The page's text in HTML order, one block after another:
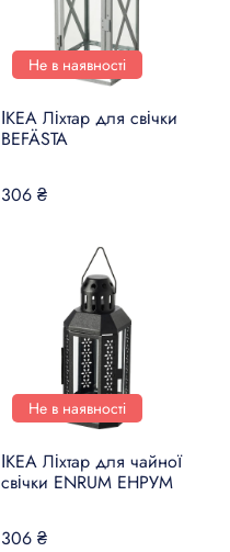
Не в наявності
ІКЕА Ліхтар для свічки
BEFÄSTA
306 ₴
Не в наявності
ІКЕА Ліхтар для чайної
свічки ENRUM ЕНРУМ
306 ₴